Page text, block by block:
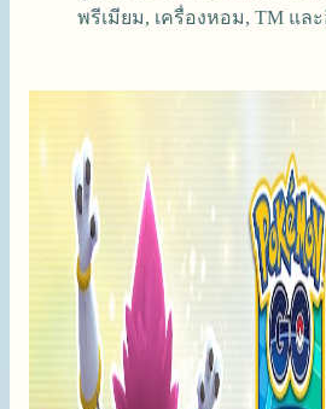
พรีเมียม, เครื่องหอม, TM แล